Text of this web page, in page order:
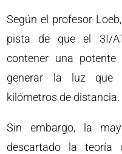
Según el profesor
pista de que el 3I/
contener una
generar la luz que
kilómetros de distancia.
Sin embargo, la
descartado la teoría